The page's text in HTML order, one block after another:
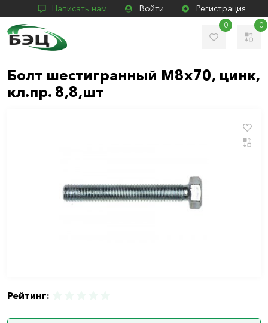
Написать нам Войти Регистрация
0 0
Болт шестигранный М8х70, цинк,
кл.пр. 8,8,шт
Рейтинг: